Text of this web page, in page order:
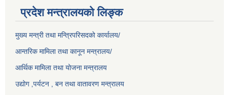
प्रदेश मन्त्रालयको लिङ्क
मुख्य मन्त्री तथा मन्त्रिपरिसदको कार्यालय/
आन्तरिक मामिला तथा कानून मन्त्रालय/
आर्थिक मामिला तथा योजना मन्त्रालय
उद्योग ,पर्यटन , बन तथा वातावरण मन्त्रालय